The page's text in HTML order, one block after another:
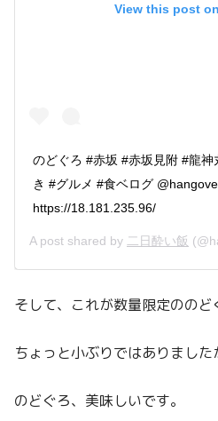
View this post
のどぐろ #赤坂 #赤坂見附 #龍
き #グルメ #食ベログ
https://18.181.235.96/
A post shared by 二日酔い飯
そして、これが数量限定ののど
ちょっと小ぶりではありました
のどぐろ、美味しいです。